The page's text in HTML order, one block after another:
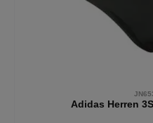
Adidas Herren